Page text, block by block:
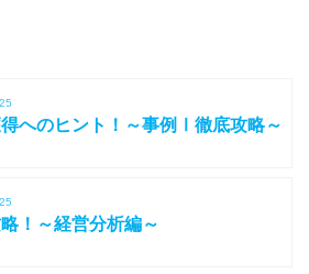
へのヒント！～事例Ⅰ徹底攻略～
！～経営分析編～